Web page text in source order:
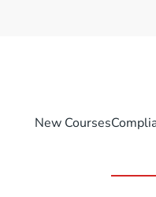
New Courses